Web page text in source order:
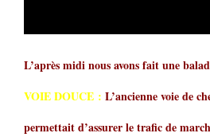
L’après midi nous avons fait une
VOIE DOUCE : L’ancienne voie de
permettait d’assurer le trafic de